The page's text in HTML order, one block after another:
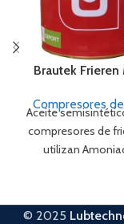
Brautek Frieren
Compresores
Aceite
compresores de
utilizan
© 2025